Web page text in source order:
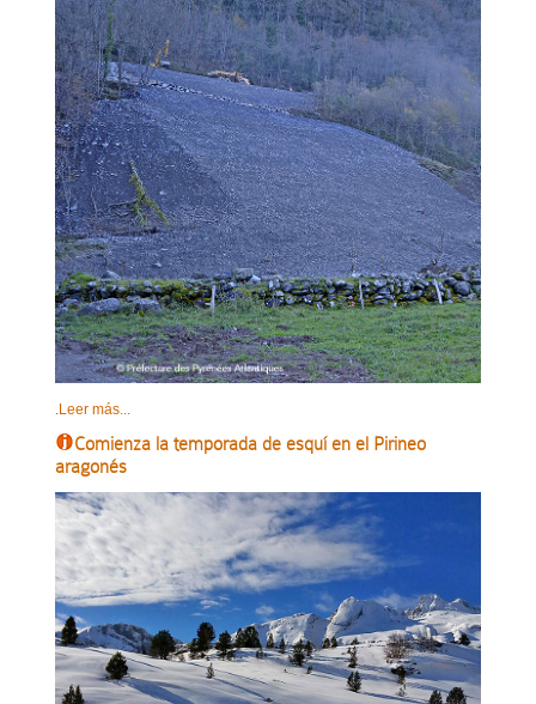
.Leer más...
Comienza la temporada de esquí en el Pirineo
aragonés